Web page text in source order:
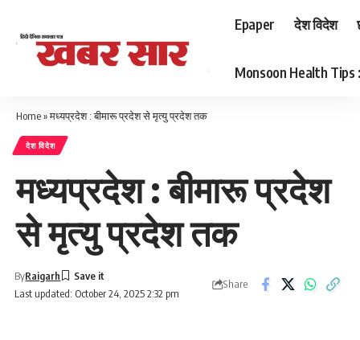
Epaper देश विदेश
Monsoon Health Tips :
Home»मध्यप्रदेश : बीमारू प्रदेश से मृत्यु प्रदेश तक
देश विदेश
मध्यप्रदेश : बीमारू प्रदेश
से मृत्यु प्रदेश तक
Last updated: October 24, 2025 2:32 pm
ByRaigarh
Share